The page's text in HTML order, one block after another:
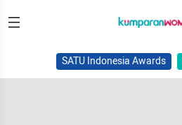
SATU Indonesia Awards